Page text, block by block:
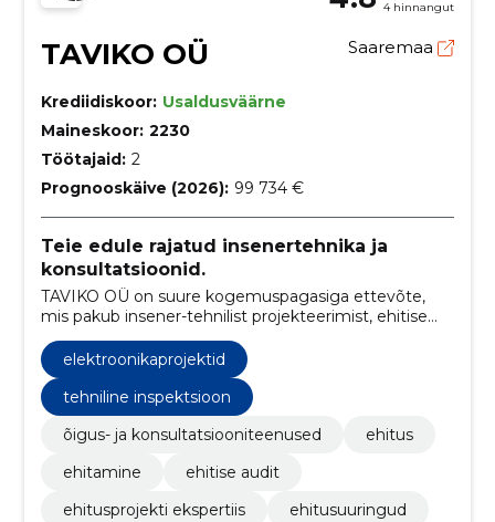
4 hinnangut
TAVIKO OÜ Saaremaa
Krediidiskoor: Usaldusväärne
Maineskoor: 2230
Töötajaid: 2
Prognooskäive (2026): 99 734 €
Teie edule rajatud insenertehnika ja
konsultatsioonid.
TAVIKO OÜ on suure kogemuspagasiga ettevõte,
mis pakub insener-tehnilist projekteerimist, ehitise
auditit ning ettevõtlusalast konsultatsiooni
elektroonikaprojektid
tehniline inspektsioon
õigus- ja konsultatsiooniteenused
ehitus
ehitamine
ehitise audit
ehitusprojekti ekspertiis
ehitusuuringud